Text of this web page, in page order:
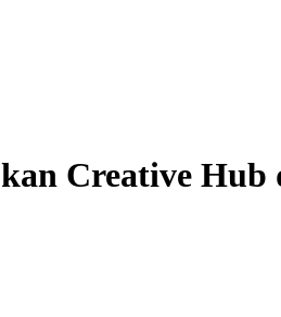
Creative Hub